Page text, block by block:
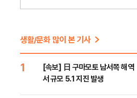
생활/문화 많이 본 기사
1
[속보] 日 구마모토 남서쪽 해역
서 규모 5.1 지진 발생